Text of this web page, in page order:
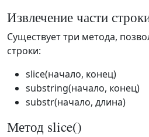
Извлечение части
Существует три метода,
строки:
slice(начало, конец)
substring(начало, конец)
substr(начало, длина)
Метод slice()